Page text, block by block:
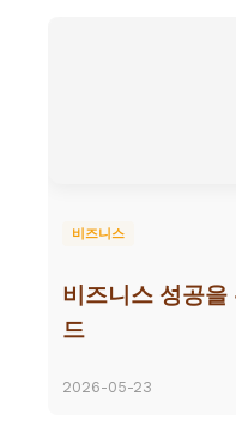
비즈니스
비즈니스 성공을
드
2026-05-23